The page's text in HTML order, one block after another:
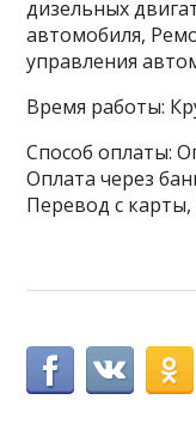
дизельных
автомобиля,
управления
Время работы:
Способ оплаты:
Оплата через
Перевод с